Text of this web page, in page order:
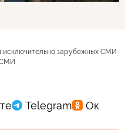
зарубежных СМИ